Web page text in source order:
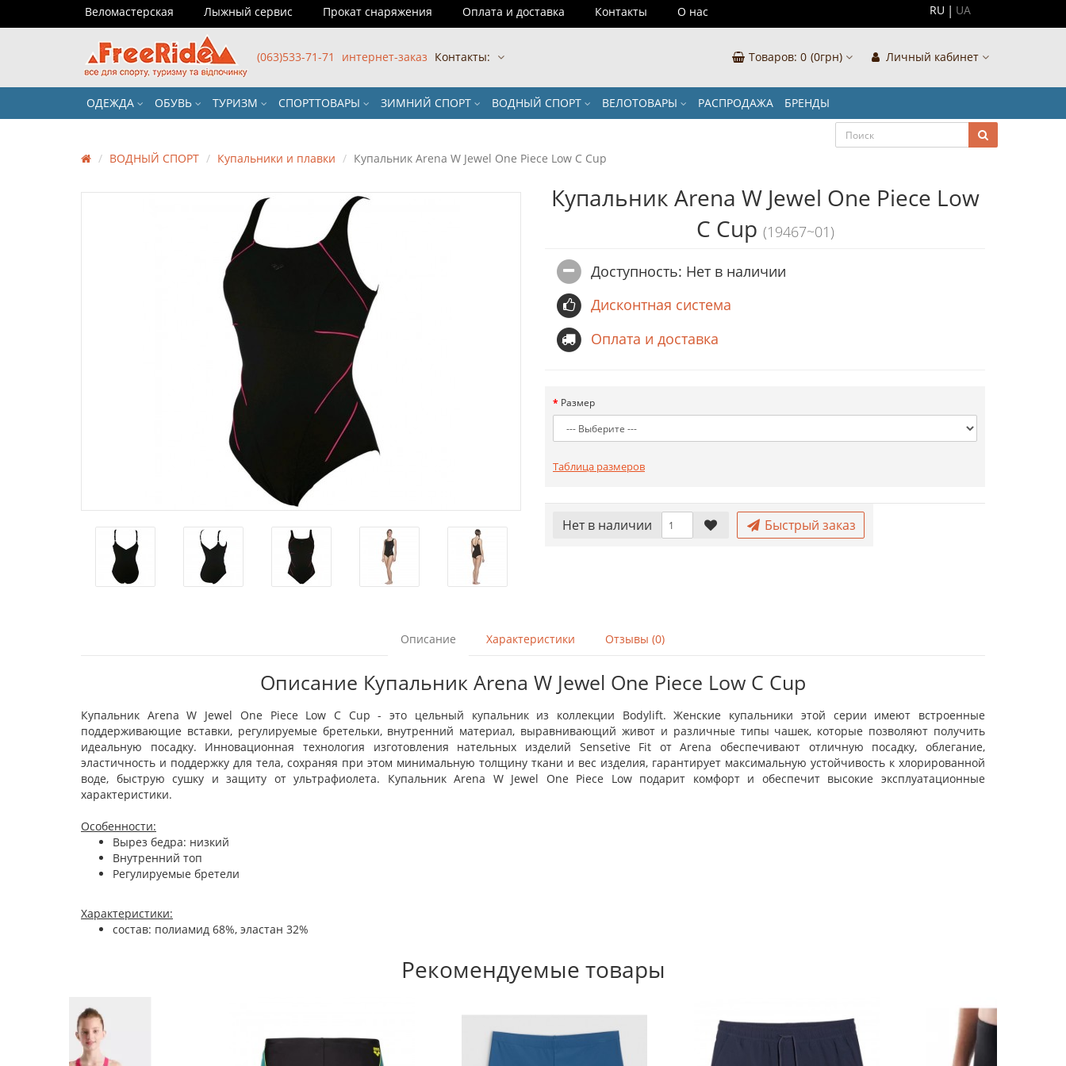
Веломастерская Лыжный сервис Прокат снаряжения Оплата и доставка Контакты О нас RU UA
(063)533-71-71 интернет-заказ Контакты: (0грн)
Товаров: 0 Личный кабинет
ОДЕЖДА ОБУВЬ ТУРИЗМ СПОРТТОВАРЫ ЗИМНИЙ СПОРТ ВОДНЫЙ СПОРТ ВЕЛОТОВАРЫ РАСПРОДАЖА БРЕНДЫ
ВОДНЫЙ СПОРТ Купальники и плавки Купальник Arena W Jewel One Piece Low C Cup
Купальник Arena W Jewel One Piece Low
C Cup (19467~01)
Доступность: Нет в наличии
Дисконтная система
Оплата и доставка
Размер
Таблица размеров
Нет в наличии Быстрый заказ
Описание Характеристики Отзывы (0)
Описание Купальник Arena W Jewel One Piece Low C Cup
Купальник Arena W Jewel One Piece Low C Cup - это цельный купальник из коллекции Bodylift. Женские купальники этой серии имеют встроенные
поддерживающие вставки, регулируемые бретельки, внутренний материал, выравнивающий живот и различные типы чашек, которые позволяют получить
идеальную посадку. Инновационная технология изготовления нательных изделий Sensetive Fit от Arena обеспечивают отличную посадку, облегание,
эластичность и поддержку для тела, сохраняя при этом минимальную толщину ткани и вес изделия, гарантирует максимальную устойчивость к хлорированной
воде, быструю сушку и защиту от ультрафиолета. Купальник Arena W Jewel One Piece Low подарит комфорт и обеспечит высокие эксплуатационные
характеристики.
Особенности:
Вырез бедра: низкий
Внутренний топ
Регулируемые бретели
Характеристики:
состав: полиамид 68%, эластан 32%
Рекомендуемые товары